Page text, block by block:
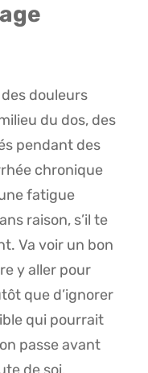
douleurs
du dos, des
pendant des
chronique
fatigue
raison, s’il te
Va voir un bon
y aller pour
que d’ignorer
qui pourrait
passe avant